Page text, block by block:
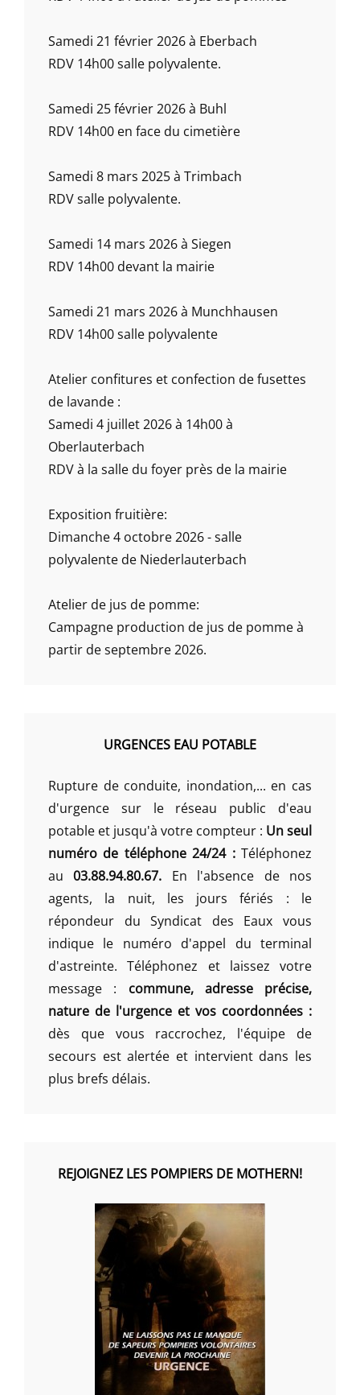
Samedi 21 février 2026 à Eberbach
RDV 14h00 salle polyvalente.
Samedi 25 février 2026 à Buhl
RDV 14h00 en face du cimetière
Samedi 8 mars 2025 à Trimbach
RDV salle polyvalente.
Samedi 14 mars 2026 à Siegen
RDV 14h00 devant la mairie
Samedi 21 mars 2026 à Munchhausen
RDV 14h00 salle polyvalente
Atelier confitures et confection de fusettes
de lavande :
Samedi 4 juillet 2026 à 14h00 à
Oberlauterbach
RDV à la salle du foyer près de la mairie
Exposition fruitière:
Dimanche 4 octobre 2026 - salle
polyvalente de Niederlauterbach
Atelier de jus de pomme:
Campagne production de jus de pomme à
partir de septembre 2026.
URGENCES EAU POTABLE
Rupture de conduite, inondation,... en cas
d'urgence sur le réseau public d'eau
potable et jusqu'à votre compteur : Un seul
numéro de téléphone 24/24 :Téléphonez
au03.88.94.80.67. En l'absence de nos
agents, la nuit, les jours fériés : le
répondeur du Syndicat des Eaux vous
indique le numéro d'appel du terminal
d'astreinte. Téléphonez et laissez votre
message : commune, adresse précise,
nature de l'urgence et vos coordonnées :
dès que vous raccrochez, l'équipe de
secours est alertée et intervient dans les
plus brefs délais.
REJOIGNEZ LES POMPIERS DE MOTHERN!